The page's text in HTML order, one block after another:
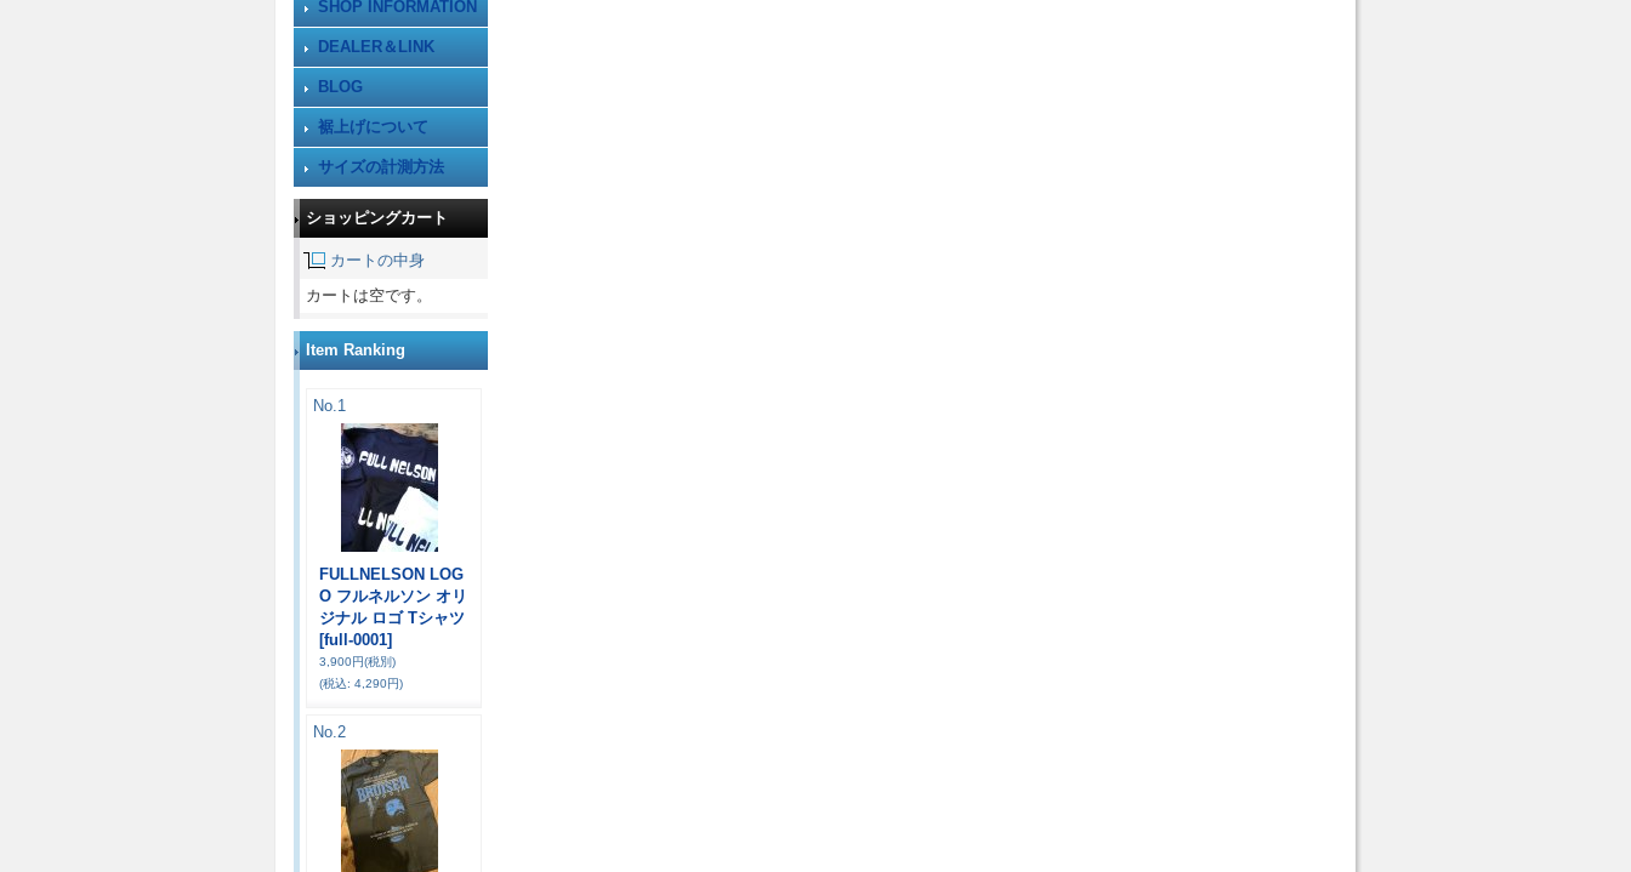
SHOP INFORMATION
DEALER＆LINK
BLOG
裾上げについて
サイズの計測方法
ショッピングカート
カートの中身
カートは空です。
Item Ranking
No.1
FULLNELSON LOG
O フルネルソン オリ
ジナル ロゴ Tシャツ
[full-0001]
3,900円(税別)
(税込: 4,290円)
No.2